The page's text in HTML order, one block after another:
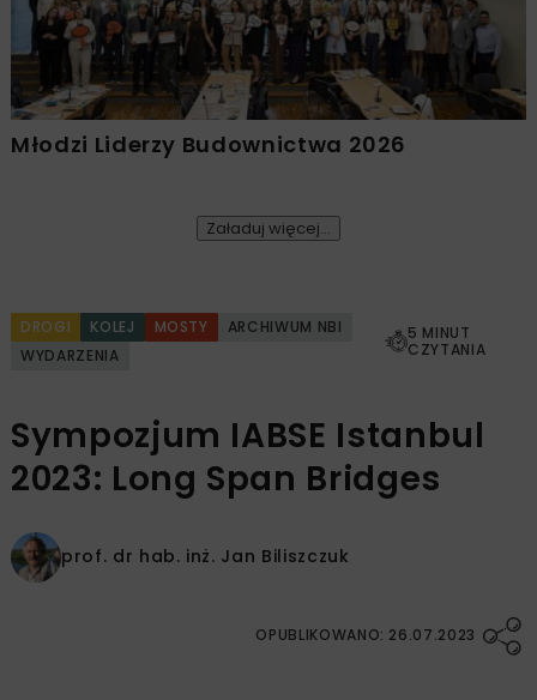
Młodzi Liderzy Budownictwa 2026
Załaduj więcej...
DROGI KOLEJ MOSTY
ARCHIWUM NBI
WYDARZENIA
5 MINUT
CZYTANIA
Sympozjum IABSE Istanbul
2023: Long Span Bridges
prof. dr hab. inż. Jan Biliszczuk
OPUBLIKOWANO: 26.07.2023